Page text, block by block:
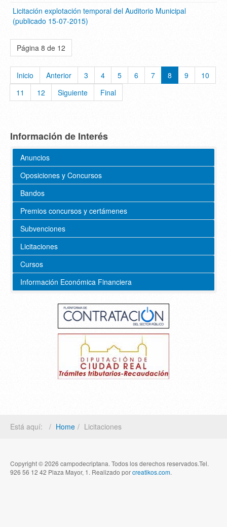
Licitación explotación temporal del Auditorio Municipal
(publicado 15-07-2015)
Página 8 de 12
Inicio Anterior 3 4 5 6 7 8 9
10
11
12 Siguiente Final
Información de Interés
Anuncios
Oposiciones y Concursos
Bandos
Premios concursos y certámenes
Subvenciones
Licitaciones
Cursos
Información Económica Financiera
Está aquí: Home Licitaciones
Copyright © 2026 campodecriptana. Todos los derechos reservados.Tel.
926 56 12 42 Plaza Mayor, 1. Realizado porcreatikos.com.